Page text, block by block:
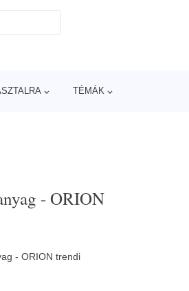
TÉMÁK
- ORION
- ORION trendi